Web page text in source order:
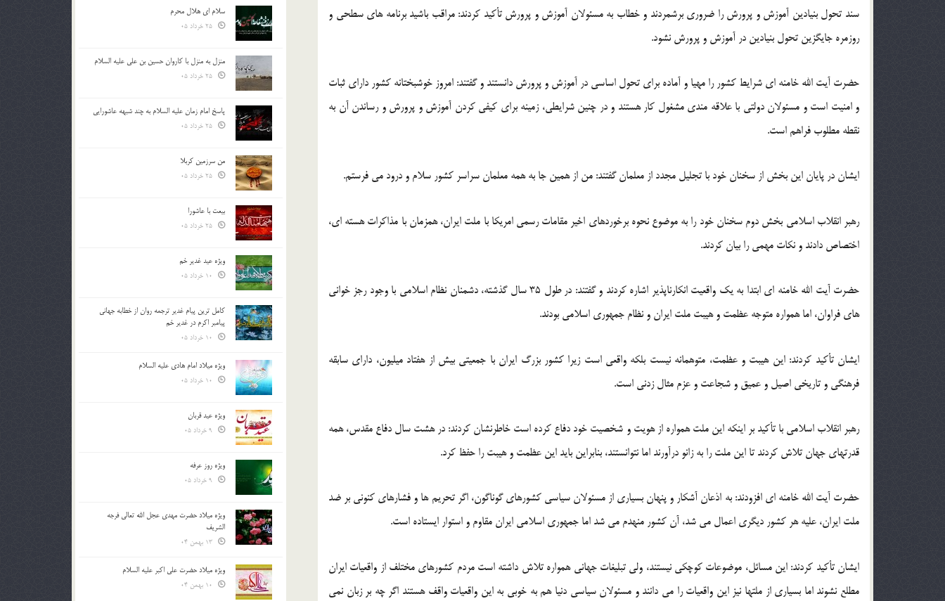
سند تحول بنیادین آموزش و پرورش را ضروری برشمردند و خطاب به مسئولان آموزش و پرورش تأکید کردند: مراقب باشید برنامه های سطحی و
روزمره جایگزین تحول بنیادین در آموزش و پرورش نشود.
حضرت آیت الله خامنه ای شرایط کشور را مهیا و آماده برای تحول اساسی در آموزش و پرورش دانستند و گفتند: امروز خوشبختانه کشور دارای ثبات
و امنیت است و مسئولان دولتی با علاقه مندی مشغول کار هستند و در چنین شرایطی، زمینه برای کیفی کردن آموزش و پرورش و رساندن آن به
نقطه مطلوب فراهم است.
ایشان در پایان این بخش از سخنان خود با تجلیل مجدد از معلمان گفتند: من از همین جا به همه معلمان سراسر کشور سلام و درود می فرستم.
رهبر انقلاب اسلامی بخش دوم سخنان خود را به موضوع نحوه برخوردهای اخیر مقامات رسمی امریکا با ملت ایران، همزمان با مذاکرات هسته ای،
اختصاص دادند و نکات مهمی را بیان کردند.
حضرت آیت الله خامنه ای ابتدا به یک واقعیت انکارناپذیر اشاره کردند و گفتند: در طول 35 سال گذشته، دشمنان نظام اسلامی با وجود رجز خوانی
های فراوان، اما همواره متوجه عظمت و هیبت ملت ایران و نظام جمهوری اسلامی بودند.
ایشان تأکید کردند: این هیبت و عظمت، متوهمانه نیست بلکه واقعی است زیرا کشور بزرگ ایران با جمعیتی بیش از هفتاد میلیون، دارای سابقه
فرهنگی و تاریخی اصیل و عمیق و شجاعت و عزم مثال زدنی است.
رهبر انقلاب اسلامی با تأکید بر اینکه این ملت همواره از هویت و شخصیت خود دفاع کرده است خاطرنشان کردند: در هشت سال دفاع مقدس، همه
قدرتهای جهان تلاش کردند تا این ملت را به زانو درآورند اما نتوانستند، بنابراین باید این عظمت و هیبت را حفظ کرد.
حضرت آیت الله خامنه ای افزودند: به اذعان آشکار و پنهان بسیاری از مسئولان سیاسی کشورهای گوناگون، اگر تحریم ها و فشارهای کنونی بر ضد
ملت ایران، علیه هر کشور دیگری اعمال می شد، آن کشور منهدم می شد اما جمهوری اسلامی ایران مقاوم و استوار ایستاده است.
ایشان تأکید کردند: این مسائل، موضوعات کوچکی نیستند، ولی تبلیغات جهانی همواره تلاش داشته است مردم کشورهای مختلف از واقعیات ایران
مطلع نشوند اما بسیاری از ملتها نیز این واقعیات را می دانند و مسئولان سیاسی دنیا هم به خوبی به این واقعیات واقف هستند اگر چه بر زبان نمی
سلام ای هلال محرم
منزل به منزل با کاروان حسین بن علی علیه السلام
پاسخ امام زمان علیه السلام به چند شبهه عاشورایی
من سرزمین کربلا
بیعت با عاشورا
ویژه عید غدیر خم
کامل ترین پیام غدیر ترجمه روان از خطابه جهانی
پیامبر اکرم در غدیر خم
ویژه میلاد امام هادی علیه السلام
ویژه عید قربان
ویژه روز عرفه
ویژه میلاد حضرت مهدی عجل الله تعالی فرجه
الشريف
ویژه میلاد حضرت علی اکبر علیه السلام